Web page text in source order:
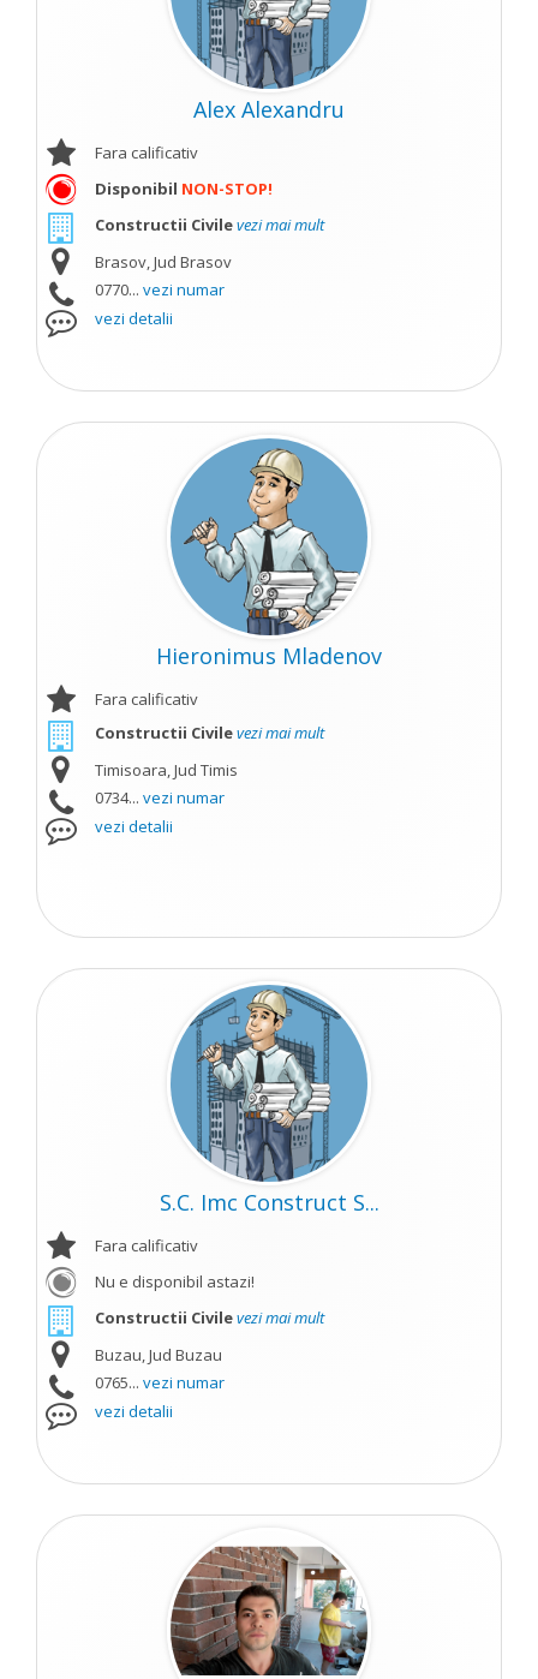
Alex Alexandru
Fara calificativ
Disponibil NON-STOP!
Constructii Civilevezi mai mult
Brasov, Jud Brasov
0770... vezi numar
vezi detalii
Hieronimus Mladenov
Fara calificativ
Constructii Civilevezi mai mult
Timisoara, Jud Timis
0734... vezi numar
vezi detalii
S.C. Imc Construct S...
Fara calificativ
Nu e disponibil astazi!
Constructii Civilevezi mai mult
Buzau, Jud Buzau
0765... vezi numar
vezi detalii